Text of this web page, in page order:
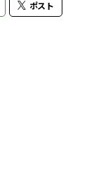
ポスト